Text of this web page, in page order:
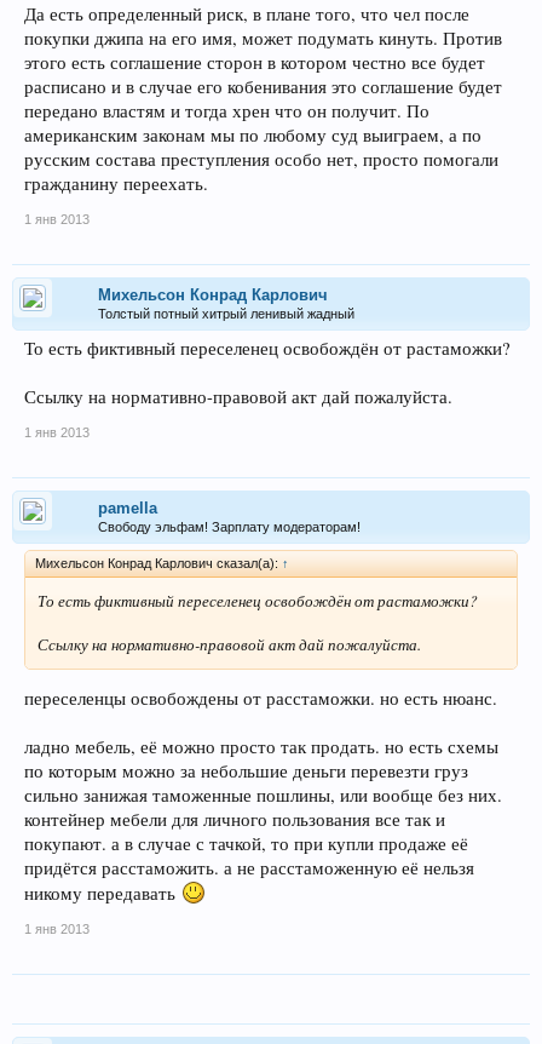
Да есть определенный риск, в плане того, что чел после
покупки джипа на его имя, может подумать кинуть. Против
этого есть соглашение сторон в котором честно все будет
расписано и в случае его кобенивания это соглашение будет
передано властям и тогда хрен что он получит. По
американским законам мы по любому суд выиграем, а по
русским состава преступления особо нет, просто помогали
гражданину переехать.
1 янв 2013
Михельсон Конрад Карлович
Толстый потный хитрый ленивый жадный
То есть фиктивный переселенец освобождён от растаможки?
Ссылку на нормативно-правовой акт дай пожалуйста.
1 янв 2013
pamella
Свободу эльфам! Зарплату модераторам!
Михельсон Конрад Карлович сказал(а): ↑
То есть фиктивный переселенец освобождён от растаможки?
Ссылку на нормативно-правовой акт дай пожалуйста.
переселенцы освобождены от расстаможки. но есть нюанс.
ладно мебель, её можно просто так продать. но есть схемы
по которым можно за небольшие деньги перевезти груз
сильно занижая таможенные пошлины, или вообще без них.
контейнер мебели для личного пользования все так и
покупают. а в случае с тачкой, то при купли продаже её
придётся расстаможить. а не расстаможенную её нельзя
никому передавать
1 янв 2013